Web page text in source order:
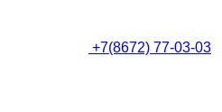
+7(8672) 77-03-03